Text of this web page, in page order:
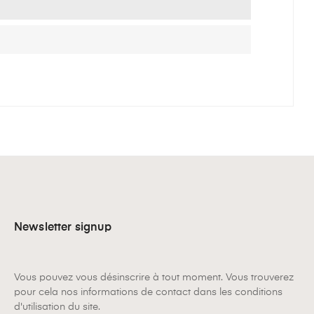
Newsletter signup
Vous pouvez vous désinscrire à tout moment. Vous trouverez
pour cela nos informations de contact dans les conditions
d'utilisation du site.